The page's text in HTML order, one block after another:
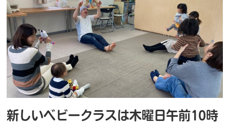
新しいベビークラスは木曜日午前10時